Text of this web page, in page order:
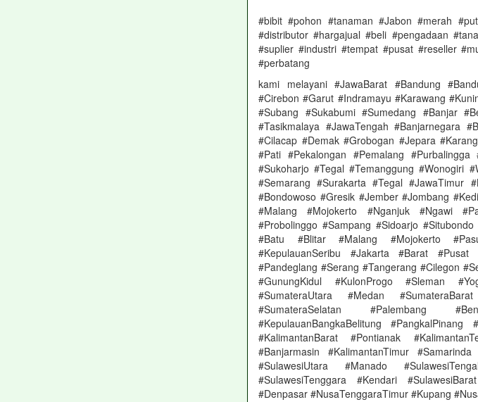
#bibit #pohon #tanaman #Jabon #merah
#distributor #hargajual #beli #pengadaan
#suplier #industri #tempat #pusat #reseller
#perbatang
kami melayani #JawaBarat #Bandung
#Cirebon #Garut #Indramayu #Karawang
#Subang #Sukabumi #Sumedang #Banjar
#Tasikmalaya #JawaTengah #Banjarnegara
#Cilacap #Demak #Grobogan #Jepara
#Pati #Pekalongan #Pemalang
#Sukoharjo #Tegal #Temanggung #Wonogiri
#Semarang #Surakarta #Tegal #JawaTimur
#Bondowoso #Gresik #Jember #Jombang
#Malang #Mojokerto #Nganjuk #Ngawi
#Probolinggo #Sampang #Sidoarjo
#Batu #Blitar #Malang #Mojokerto
#KepulauanSeribu #Jakarta #Barat
#Pandeglang #Serang #Tangerang #Cilegon
#GunungKidul #KulonProgo #Sleman
#SumateraUtara #Medan
#SumateraSelatan #Palembang
#KepulauanBangkaBelitung #PangkalPinang
#KalimantanBarat #Pontianak
#Banjarmasin #KalimantanTimur
#SulawesiUtara #Manado
#SulawesiTenggara #Kendari
#Denpasar #NusaTenggaraTimur #Kupang